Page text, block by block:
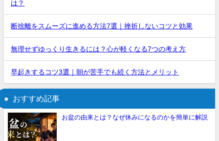
は？
断捨離をスムーズに進める方法7選｜挫折しないコツと効果
無理せずゆっくり生きるには？心が軽くなる7つの考え方
早起きするコツ3選｜朝が苦手でも続く方法とメリット
おすすめ記事
お盆の由来とは？なぜ休みになるのかを簡単に解説